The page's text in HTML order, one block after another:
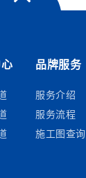
品牌服务
服务介绍
服务流程
施工图查询